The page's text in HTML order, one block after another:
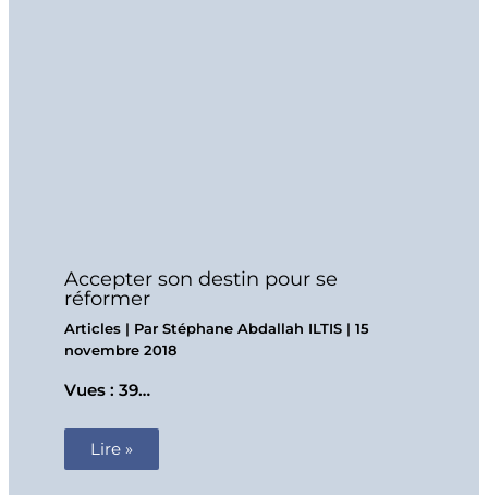
Accepter son destin pour se
réformer
Articles| Par Stéphane Abdallah ILTIS | 15
novembre 2018
Vues : 39…
Lire »